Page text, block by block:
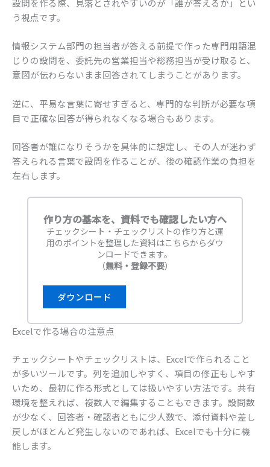
設問を作る際、見落とされやすいのが「誰が答えるか」とい
う視点です。
情報システム部門の担当者が答える前提で作った専門用語混
じりの設問を、委託先の営業担当や総務担当が受け取ると、
意図が伝わらないまま回答されてしまうことがあります。
逆に、平易な言葉に寄せすぎると、専門的な判断が必要な項
目で正確な回答が得られなくなる場合もあります。
回答者が誰になりそうかを具体的に想定し、その人が迷わず
答えられる言葉で設問を作ることが、後の確認作業の負担を
左右します。
作り方の基本を、資料でも確認したい方へ
チェックシート・チェックリストの作り方と運
用のポイントを整理した資料はこちらからダウ
ンロードできます。
（無料・登録不要）
ダウンロード
Excelで作る場合の注意点
チェックシートやチェックリストは、Excelで作られること
が多いツールです。列を追加しやすく、項目の修正もしやす
いため、最初に作る形式としては扱いやすい方法です。共有
環境を整えれば、複数人で編集することもできます。設問数
が少なく、回答者・確認者ともに少人数で、添付資料や差し
戻しがほとんど発生しないのであれば、Excelでも十分に機
能します。